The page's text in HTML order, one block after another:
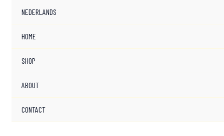
NEDERLANDS
HOME
SHOP
ABOUT
CONTACT